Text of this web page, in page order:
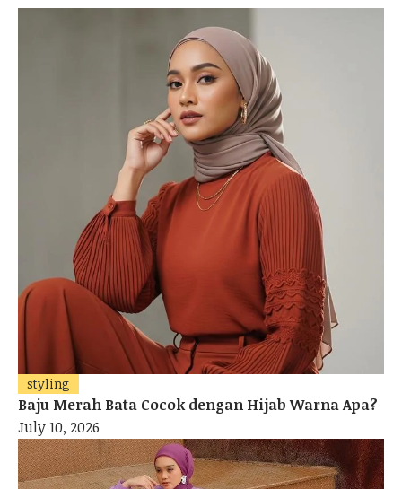
styling
Baju Merah Bata Cocok dengan Hijab Warna Apa?
July 10, 2026